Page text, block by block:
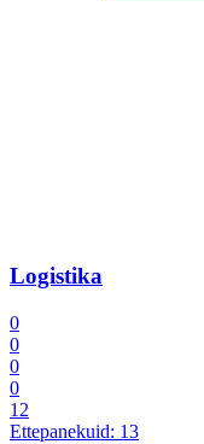
Logistika
0
0
0
0
12
Ettepanekuid: 13